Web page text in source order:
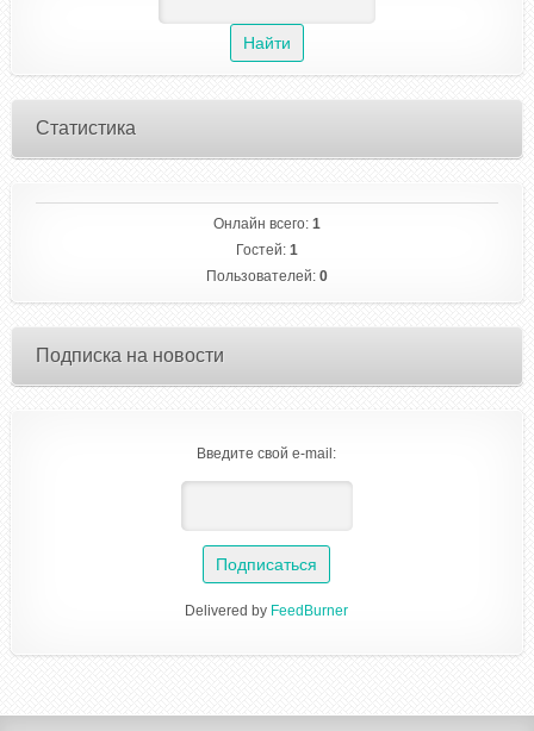
Статистика
Онлайн всего: 1
Гостей: 1
Пользователей: 0
Подписка на новости
Введите свой e-mail:
Delivered by FeedBurner